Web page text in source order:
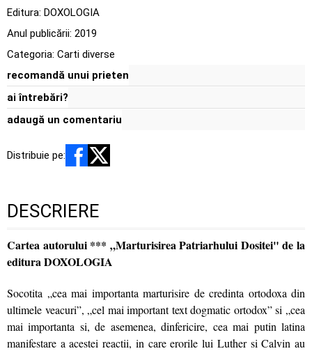
Editura: DOXOLOGIA
Anul publicării: 2019
Categoria: Carti diverse
recomandă unui prieten
ai întrebări?
adaugă un comentariu
Distribuie pe:
DESCRIERE
Cartea autorului *** „Marturisirea Patriarhului Dositei" de la
editura DOXOLOGIA
Socotita „cea mai importanta marturisire de credinta ortodoxa din
ultimele veacuri”, „cel mai important text dogmatic ortodox” si „cea
mai importanta si, de asemenea, dinfericire, cea mai putin latina
manifestare a acestei reactii, in care erorile lui Luther si Calvin au